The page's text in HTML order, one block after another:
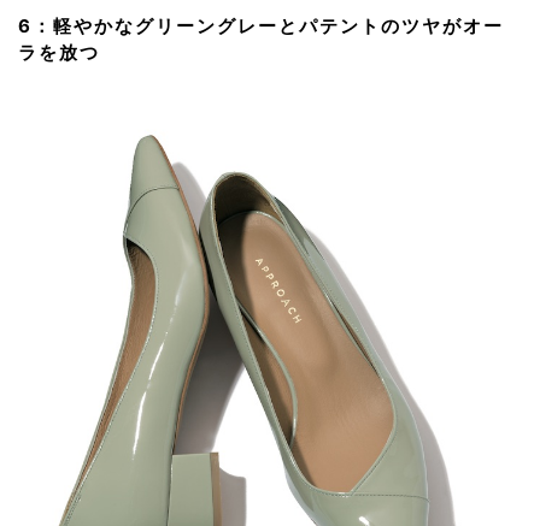
6：軽やかなグリーングレーとパテントのツヤがオー
ラを放つ